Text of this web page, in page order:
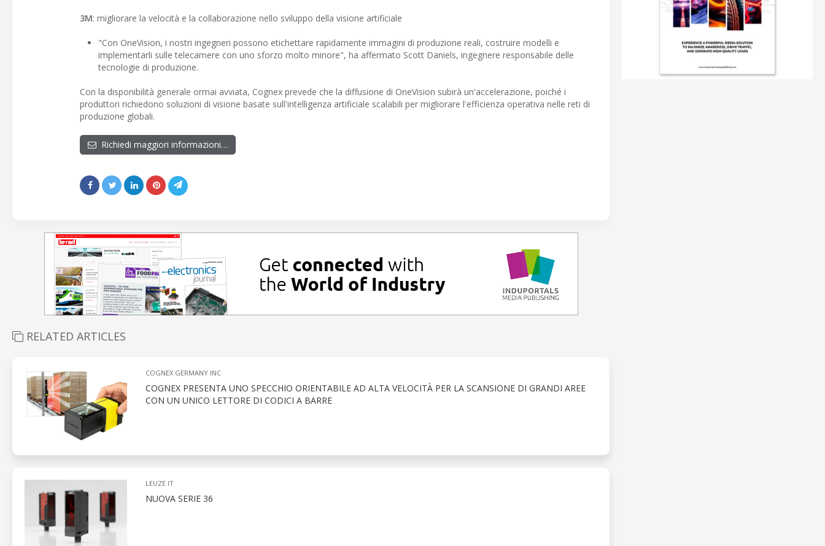
3M: migliorare la velocità e la collaborazione nello sviluppo della visione artificiale
"Con OneVision, i nostri ingegneri possono etichettare rapidamente immagini di produzione reali, costruire modelli e
implementarli sulle telecamere con uno sforzo molto minore", ha affermato Scott Daniels, ingegnere responsabile delle
tecnologie di produzione.
Con la disponibilità generale ormai avviata, Cognex prevede che la diffusione di OneVision subirà un'accelerazione, poiché i
produttori richiedono soluzioni di visione basate sull'intelligenza artificiale scalabili per migliorare l'efficienza operativa nelle reti di
produzione globali.
Richiedi maggiori informazioni…
RELATED ARTICLES
COGNEX GERMANY INC
COGNEX PRESENTA UNO SPECCHIO ORIENTABILE AD ALTA VELOCITÀ PER LA SCANSIONE DI GRANDI AREE
CON UN UNICO LETTORE DI CODICI A BARRE
LEUZE IT
NUOVA SERIE 36